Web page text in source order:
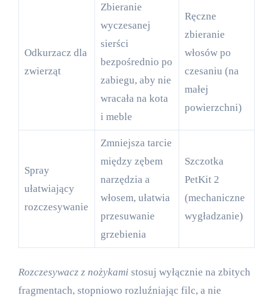
Odkurzacz dla
zwierząt
Zbieranie
wyczesanej
sierści
bezpośrednio po
zabiegu, aby nie
wracała na kota
i meble
Ręczne
zbieranie
włosów po
czesaniu (na
małej
powierzchni)
Spray
ułatwiający
rozczesywanie
Zmniejsza tarcie
między zębem
narzędzia a
włosem, ułatwia
przesuwanie
grzebienia
Szczotka
PetKit 2
(mechaniczne
wygładzanie)
Rozczesywacz z nożykami stosuj wyłącznie na zbitych
fragmentach, stopniowo rozluźniając filc, a nie